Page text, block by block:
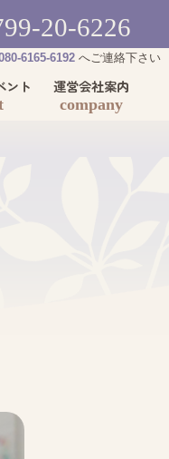
20-6226
6165-6192 へご連絡下さい
ント 運営会社案内
company